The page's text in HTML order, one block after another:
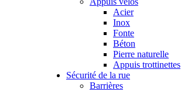
Acier
Inox
Fonte
Béton
Pierre naturelle
Appuis trottinettes
Sécurité de la rue
Barrières